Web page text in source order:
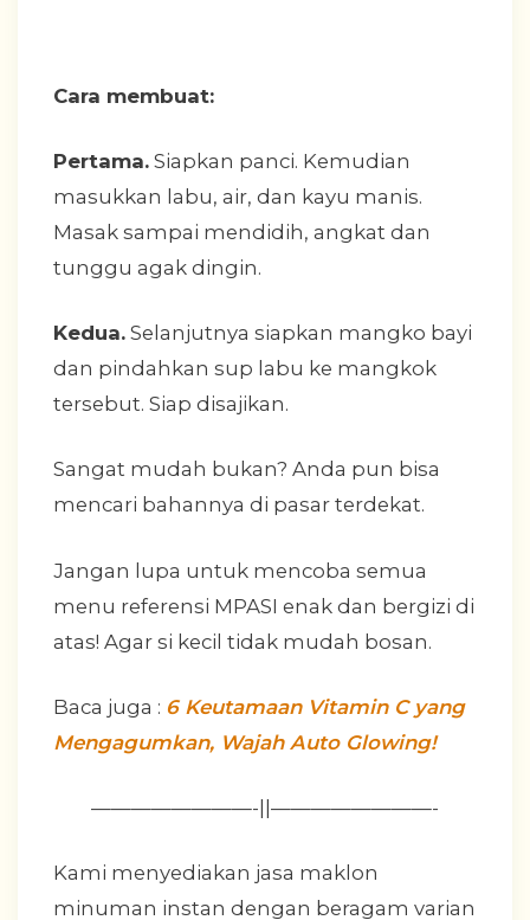
Cara membuat:
Pertama. Siapkan panci. Kemudian
masukkan labu, air, dan kayu manis.
Masak sampai mendidih, angkat dan
tunggu agak dingin.
Kedua. Selanjutnya siapkan mangko bayi
dan pindahkan sup labu ke mangkok
tersebut. Siap disajikan.
Sangat mudah bukan? Anda pun bisa
mencari bahannya di pasar terdekat.
Jangan lupa untuk mencoba semua
menu referensi MPASI enak dan bergizi di
atas! Agar si kecil tidak mudah bosan.
Baca juga : 6 Keutamaan Vitamin C yang
Mengagumkan, Wajah Auto Glowing!
————————-||————————-
Kami menyediakan jasa maklon
minuman instan dengan beragam varian